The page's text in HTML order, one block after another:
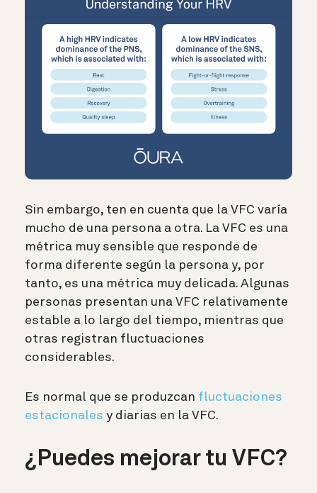
Sin embargo, ten en cuenta que la VFC varía
mucho de una persona a otra. La VFC es una
métrica muy sensible que responde de
forma diferente según la persona y, por
tanto, es una métrica muy delicada. Algunas
personas presentan una VFC relativamente
estable a lo largo del tiempo, mientras que
otras registran fluctuaciones
considerables.
Es normal que se produzcan fluctuaciones
estacionales y diarias en la VFC.
¿Puedes mejorar tu VFC?